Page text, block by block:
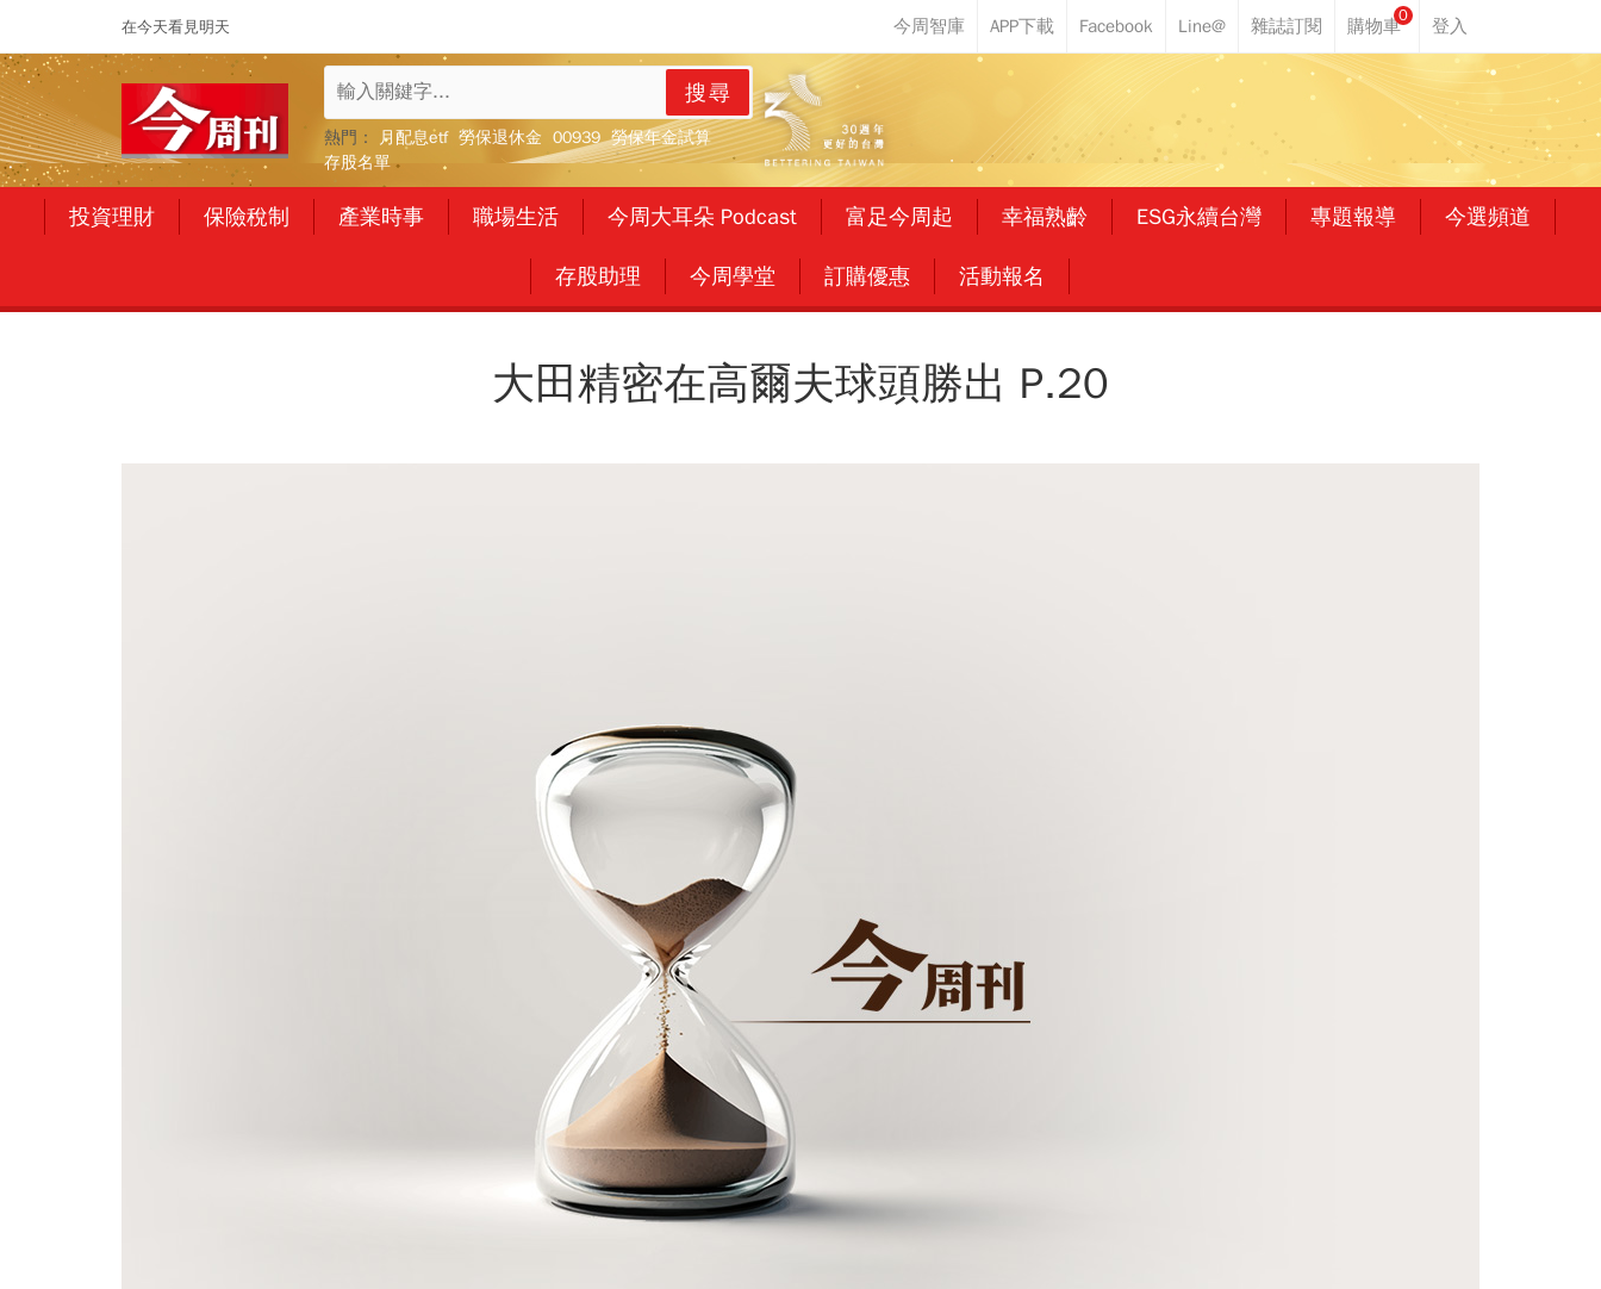
在今天看見明天
0
搜尋
熱門： 月配息etf 勞保退休金 00939 勞保年金試算
存股名單
投資理財 保險稅制 產業時事 職場生活 今周大耳朵 Podcast 富足今周起 幸福熟齡 ESG永續台灣 專題報導 今選頻道
存股助理 今周學堂 訂購優惠 活動報名
大田精密在高爾夫球頭勝出 P.20